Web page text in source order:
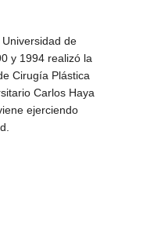
de
y 1994 realizó la
Cirugía Plástica
Carlos Haya
ejerciendo